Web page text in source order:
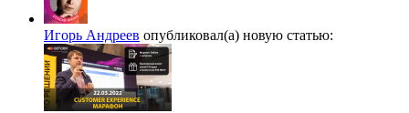
Игорь Андреев опубликовал(а) новую статью: